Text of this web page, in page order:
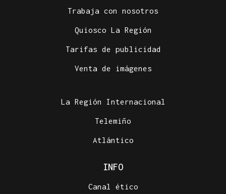
Trabaja con nosotros
Quiosco La Región
Tarifas de publicidad
Venta de imágenes
La Región Internacional
Telemiño
Atlántico
INFO
Canal ético